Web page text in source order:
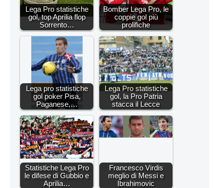
Lega Pro statistiche
gol, top Aprilia flop
Sorrento…
Bomber Lega Pro, le
coppie gol più
prolifiche
Lega pro statistiche
gol poker Pisa,
Paganese,…
Lega Pro statistiche
gol, la Pro Patria
stacca il Lecce
Statistiche Lega Pro
le difese di Gubbio e
Aprilia…
Francesco Virdis
meglio di Messi e
Ibrahimovic